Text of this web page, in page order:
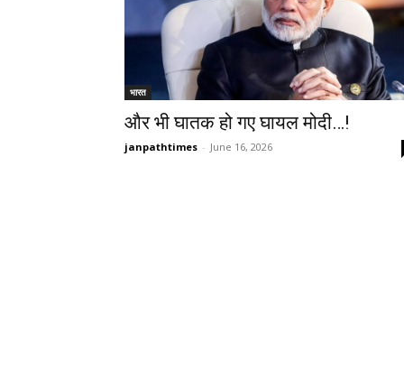
भारत
और भी घातक हो गए घायल मोदी…!
janpathtimes - June 16, 2026